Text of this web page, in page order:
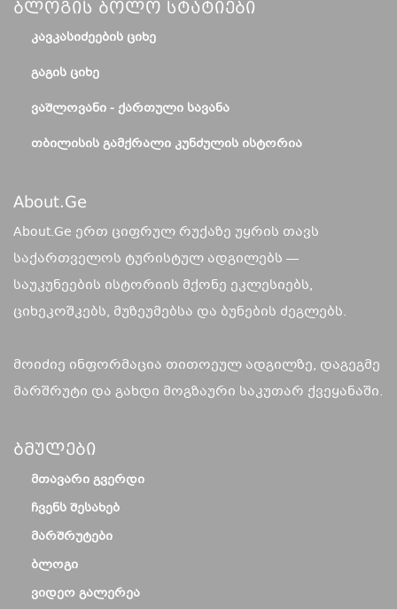
Ბლოგის Ბოლო Სტატიები
ᲙᲐᲕᲙᲐᲡᲘᲫᲔᲔᲑᲘᲡ ᲪᲘᲮᲔ
ᲒᲐᲒᲘᲡ ᲪᲘᲮᲔ
ᲕᲐᲨᲚᲝᲕᲐᲜᲘ - ᲥᲐᲠᲗᲣᲚᲘ ᲡᲐᲕᲐᲜᲐ
ᲗᲑᲘᲚᲘᲡᲘᲡ ᲒᲐᲛᲥᲠᲐᲚᲘ ᲙᲣᲜᲫᲣᲚᲘᲡ ᲘᲡᲢᲝᲠᲘᲐ
About.ge
About.Ge ერთ ციფრულ რუქაზე უყრის თავს
საქართველოს ტურისტულ ადგილებს —
საუკუნეების ისტორიის მქონე ეკლესიებს,
ციხეკოშკებს, მუზეუმებსა და ბუნების ძეგლებს.
მოიძიე ინფორმაცია თითოეულ ადგილზე, დაგეგმე
მარშრუტი და გახდი მოგზაური საკუთარ ქვეყანაში.
Ბმულები
ᲛᲗᲐᲕᲐᲠᲘ ᲒᲕᲔᲠᲓᲘ
ᲩᲕᲔᲜᲡ ᲨᲔᲡᲐᲮᲔᲑ
ᲛᲐᲠᲨᲠᲣᲢᲔᲑᲘ
ᲑᲚᲝᲒᲘ
ᲕᲘᲓᲔᲝ ᲒᲐᲚᲔᲠᲔᲐ